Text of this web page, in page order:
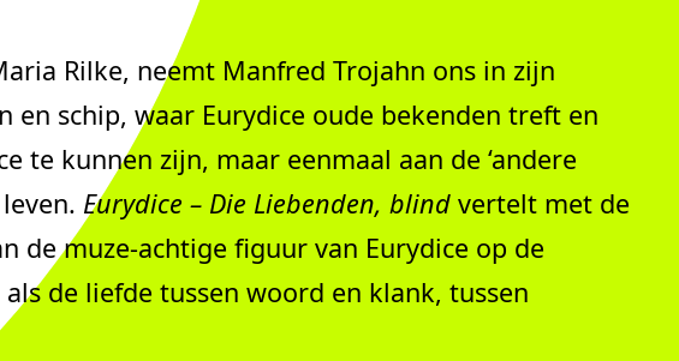
Rilke, neemt Manfred Trojahn ons in zijn
schip, waar Eurydice oude bekenden treft en
te kunnen zijn, maar eenmaal aan de ‘andere
Eurydice – Die Liebenden, blindvertelt met de
de muze-achtige figuur van Eurydice op de
de liefde tussen woord en klank, tussen